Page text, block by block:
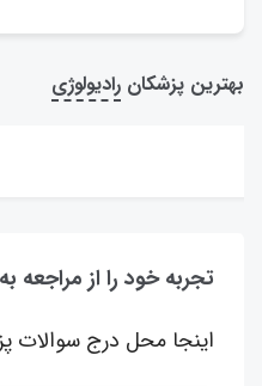
بهترین پزشکان رادیولوژی
تجربه خود را از مراجعه
اینجا محل درج سوالات